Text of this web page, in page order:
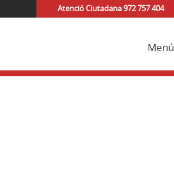
Atenció Ciutadana 972 757 404
Menú